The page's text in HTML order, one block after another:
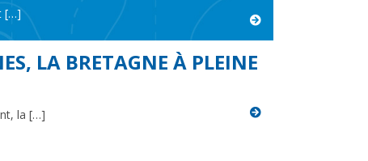
[…]
LA BRETAGNE À PLEINE
la […]